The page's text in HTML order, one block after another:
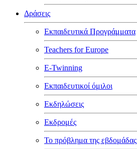
Δράσεις
Εκπαιδευτικά Προγράμματα
Teachers for Europe
E-Twinning
Εκπαιδευτικοί όμιλοι
Εκδηλώσεις
Εκδρομές
Το πρόβλημα της εβδομάδας